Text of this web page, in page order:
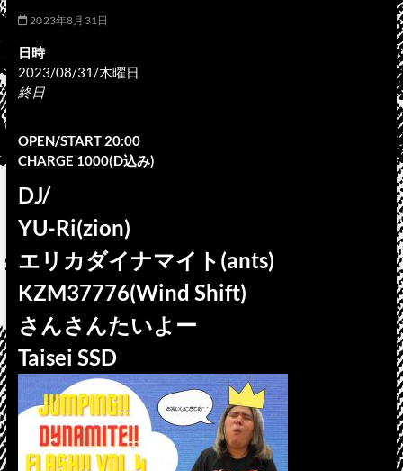
2023年8月31日
日時
2023/08/31/木曜日
終日
OPEN/START 20:00
CHARGE 1000(D込み)
DJ/
YU-Ri(zion)
エリカダイナマイト(ants)
KZM37776(Wind Shift)
さんさんたいよー
Taisei SSD